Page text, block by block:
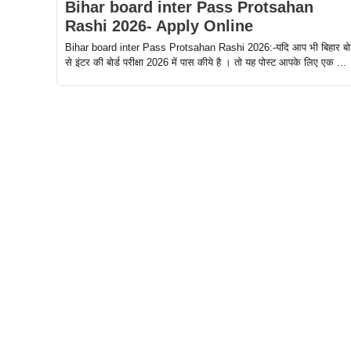
Bihar board inter Pass Protsahan
Rashi 2026- Apply Online
Bihar board inter Pass Protsahan Rashi 2026:-यदि आप भी बिहार
से इंटर की बोर्ड परीक्षा 2026 में पास कीये है । तो यह पोस्ट आपके लिए एक ...